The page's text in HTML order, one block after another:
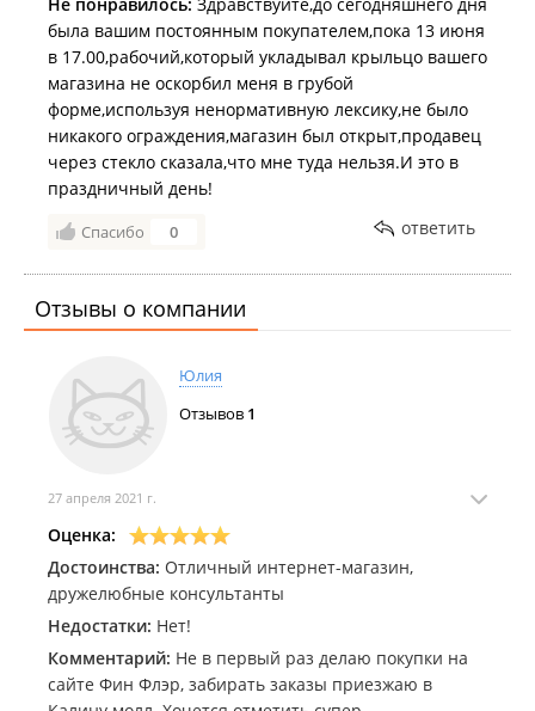
была вашим постоянным покупателем,пока 13 июня
в 17.00,рабочий,который укладывал крыльцо вашего
магазина не оскорбил меня в грубой
форме,используя ненормативную лексику,не было
никакого ограждения,магазин был открыт,продавец
через стекло сказала,что мне туда нельзя.И это в
праздничный день!
Спасибо 0 ответить
Отзывы о компании
Юлия
Отзывов 1
27 апреля 2021 г.
Оценка:
Достоинства: Отличный интернет-магазин,
дружелюбные консультанты
Недостатки: Нет!
Комментарий: Не в первый раз делаю покупки на
сайте Фин Флэр, забирать заказы приезжаю в